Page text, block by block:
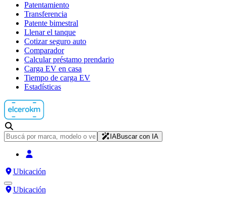
Patentamiento
Transferencia
Patente bimestral
Llenar el tanque
Cotizar seguro auto
Comparador
Calcular préstamo prendario
Carga EV en casa
Tiempo de carga EV
Estadísticas
IABuscar con IA
Ubicación
Ubicación